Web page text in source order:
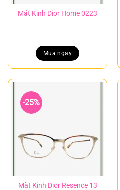
Mắt Kinh Dior Home 0223
Mua ngay
-25%
Mắt Kinh Dior Resence 13